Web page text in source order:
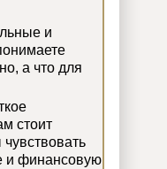
стоит
и финансовую
и
а что для